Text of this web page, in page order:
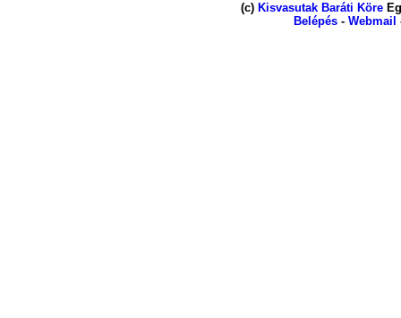
(c) Kisvasutak Baráti Köre
Belépés - Webmail